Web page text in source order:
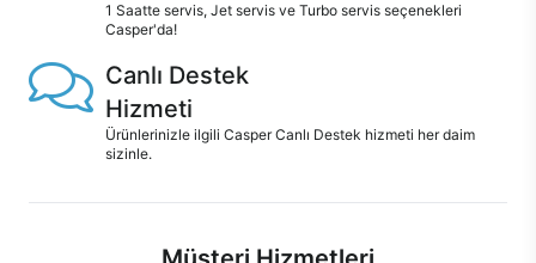
1 Saatte servis, Jet servis ve Turbo servis seçenekleri
Casper'da!
Canlı Destek
Hizmeti
Ürünlerinizle ilgili Casper Canlı Destek hizmeti her daim
sizinle.